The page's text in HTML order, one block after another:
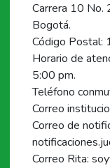
Carrera 10
Bogotá.
Código
Horario de
5:00 pm.
Teléfono
Correo
Correo de
Correo Rita: